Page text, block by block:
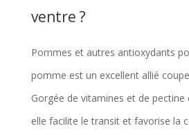
ventre ?
Pommes et autres antioxydants
pomme est un excellent allié
Gorgée de vitamines et de pectine
elle facilite le transit et favorise la